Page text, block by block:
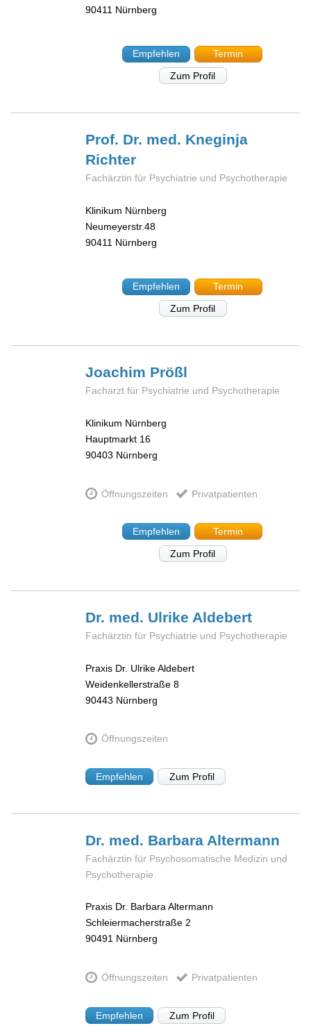
90411 Nürnberg
Empfehlen
Termin
Zum Profil
Prof. Dr. med. Kneginja
Richter
Fachärztin für Psychiatrie und Psychotherapie
Klinikum Nürnberg
Neumeyerstr.48
90411 Nürnberg
Empfehlen
Termin
Zum Profil
Joachim Prößl
Facharzt für Psychiatrie und Psychotherapie
Klinikum Nürnberg
Hauptmarkt 16
90403 Nürnberg
Öffnungszeiten Privatpatienten
Empfehlen
Termin
Zum Profil
Dr. med. Ulrike Aldebert
Fachärztin für Psychiatrie und Psychotherapie
Praxis Dr. Ulrike Aldebert
Weidenkellerstraße 8
90443 Nürnberg
Öffnungszeiten
Empfehlen Zum Profil
Dr. med. Barbara Altermann
Fachärztin für Psychosomatische Medizin und
Psychotherapie
Praxis Dr. Barbara Altermann
Schleiermacherstraße 2
90491 Nürnberg
Öffnungszeiten Privatpatienten
Empfehlen Zum Profil